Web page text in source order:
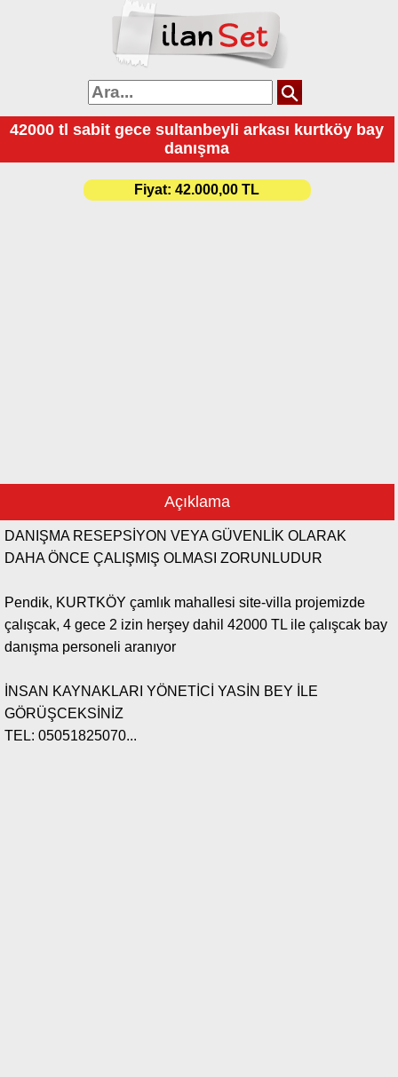
42000 tl sabit gece sultanbeyli arkası kurtköy bay
danışma
Fiyat: 42.000,00 TL
Açıklama
DANIŞMA RESEPSİYON VEYA GÜVENLİK OLARAK
DAHA ÖNCE ÇALIŞMIŞ OLMASI ZORUNLUDUR
Pendik, KURTKÖY çamlık mahallesi site-villa projemizde
çalışcak, 4 gece 2 izin herşey dahil 42000 TL ile çalışcak bay
danışma personeli aranıyor
İNSAN KAYNAKLARI YÖNETİCİ YASİN BEY İLE
GÖRÜŞCEKSİNİZ
TEL: 05051825070...